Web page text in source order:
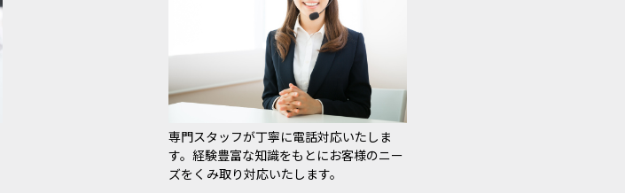
専門スタッフが丁寧に電話対応いたしま
す。経験豊富な知識をもとにお客様のニー
ズをくみ取り対応いたします。